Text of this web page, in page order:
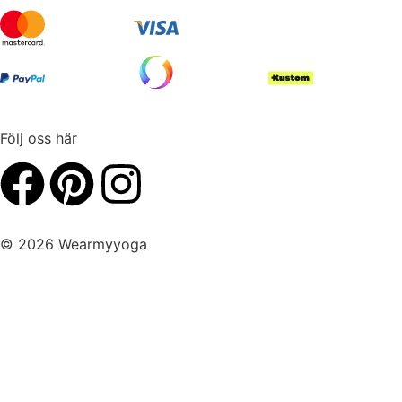
Följ oss här
© 2026 Wearmyyoga